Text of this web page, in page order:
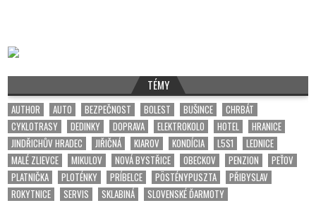
TÉMY
AUTHOR AUTO BEZPEČNOST BOLEST BUŠINCE
CHRBÁT
CYKLOTRASY
DEDINKY DOPRAVA ELEKTROKOLO HOTEL
HRANICE
JINDŘICHŮV HRADEC
JIŘIČNÁ KIAROV KONDÍCIA L5S1
LEDNICE
MALÉ ZLIEVCE
MIKULOV NOVÁ BYSTŘICE OBECKOV PENZION
PEŤOV
PLATNIČKA
PLOTÉNKY PRÍBELCE PÖSTÉNYPUSZTA
PŘIBYSLAV
ROKYTNICE
SERVIS SKLABINÁ
SLOVENSKÉ ĎARMOTY